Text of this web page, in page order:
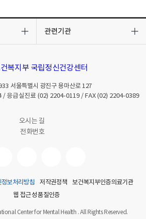
관련기관
기
서울특별시 광진구 용마산로 127
/ 응급실진료 (02) 2204-0119/ FAX (02) 2204-0389
오시는 길
전화번호
정보처리방침 저작권정책
보건복지부인증의료기관
웹 접근성 품질인증
Center for Mental Health . All Rights Reserved.